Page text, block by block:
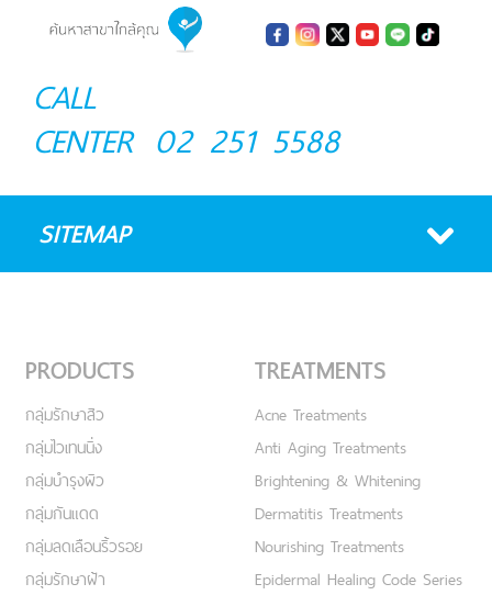
CALL
CENTER 02 251 5588
SITEMAP
PRODUCTS
กลุ่มรักษาสิว
กลุ่มไวเทนนิ่ง
กลุ่มบำรุงผิว
กลุ่มกันแดด
กลุ่มลดเลือนริ้วรอย
กลุ่มรักษาฝ้า
TREATMENTS
Acne Treatments
Anti Aging Treatments
Brightening & Whitening
Dermatitis Treatments
Nourishing Treatments
Epidermal Healing Code Series